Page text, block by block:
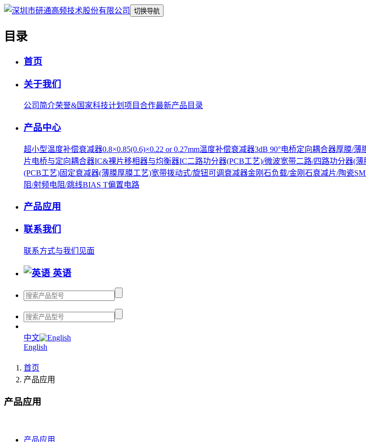
切换导航
目录
首页
关于我们
公司简介荣誉&国家科技计划项目合作最新产品目录
产品中心
超小型温度补偿衰减器0.8×0.85(0.6)×0.22 or 0.27mm温度补偿衰减器3dB 90°电桥定向耦合器厚膜/薄
片电桥与定向耦合器IC&裸片移相器与均衡器IC二路功分器(PCB工艺)/微波宽带二路/四路功分器(薄
(PCB工艺)固定衰减器(薄膜厚膜工艺)宽带拨动式/旋钮可调衰减器金刚石负载/金刚石衰减片/陶瓷
阻/射频电阻/跳线BIAS T偏置电路
产品应用
联系我们
联系方式与我们见面
英语
中文
English
首页
产品应用
产品应用
产品应用